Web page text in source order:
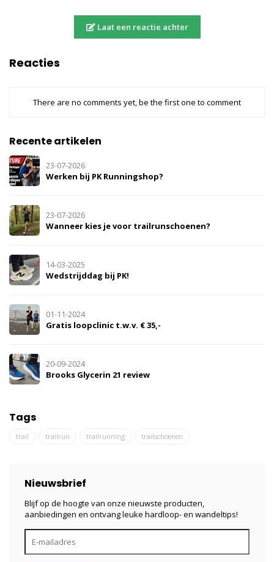
Laat een reactie achter
Reacties
There are no comments yet, be the first one to comment
Recente artikelen
23-07-2026
Werken bij PK Runningshop?
23-07-2026
Wanneer kies je voor trailrunschoenen?
14-03-2025
Wedstrijddag bij PK!
01-11-2024
Gratis loopclinic t.w.v. € 35,-
20-09-2024
Brooks Glycerin 21 review
Tags
trail trailrun trailrunning trailschoenen
Nieuwsbrief
Blijf op de hoogte van onze nieuwste producten,
aanbiedingen en ontvang leuke hardloop- en wandeltips!